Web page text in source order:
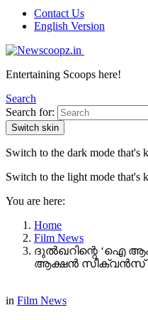
Contact Us
English Version
Entertaining Scoops here!
Search
Search for:
Switch skin
Switch to the dark mode that's
Switch to the light mode that's
You are here:
Home
Film News
ദുൽഖറിന്റെ ‘ഐ ആം
ആക്ഷൻ സീക്വൻസ്
in Film News